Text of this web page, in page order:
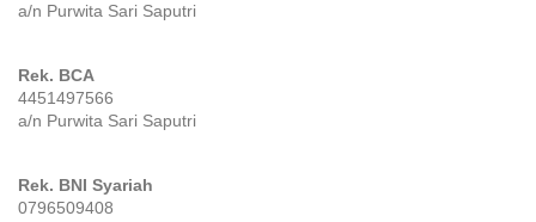
a/n Purwita Sari Saputri
Rek. BCA
4451497566
a/n Purwita Sari Saputri
Rek. BNI Syariah
0796509408